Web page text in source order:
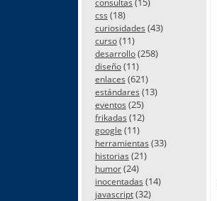
consultas
css (18)
curiosidades (43)
curso(11)
desarrollo(258)
diseño(11)
enlaces (621)
estándares (13)
eventos (25)
frikadas (12)
google (11)
herramientas (33)
historias (21)
humor(24)
inocentadas (14)
javascript(32)